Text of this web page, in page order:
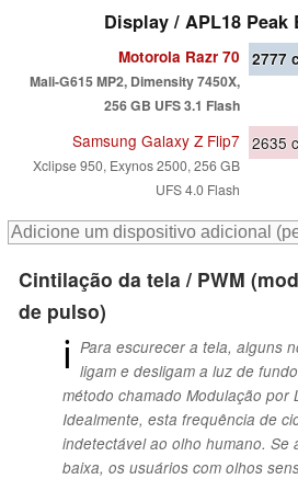
Display / APL18 Peak
Motorola Razr 70
Mali-G615 MP2, Dimensity 7450X,
256 GB UFS 3.1 Flash
2777
Samsung Galaxy Z Flip7
Xclipse 950, Exynos 2500, 256 GB
UFS 4.0 Flash
2635
Cintilação da tela / PWM
de pulso)
ℹ Para escurecer a tela, alguns
ligam e desligam a luz de
método chamado Modulação por
Idealmente, esta frequência de
indetectável ao olho humano. Se
baixa, os usuários com olhos